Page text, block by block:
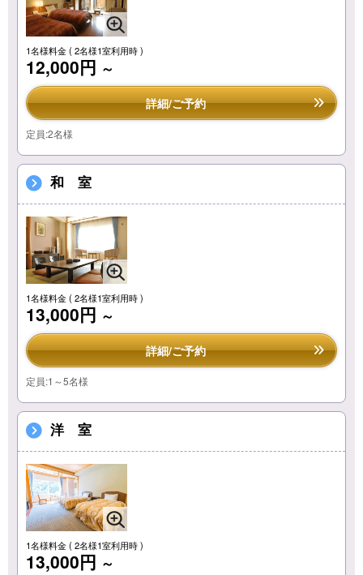
1名様料金( 2名様1室利用時 )
12,000円 ～
詳細/ご予約
定員:2名様
和 室
1名様料金( 2名様1室利用時 )
13,000円 ～
詳細/ご予約
定員:1～5名様
洋 室
1名様料金( 2名様1室利用時 )
13,000円 ～